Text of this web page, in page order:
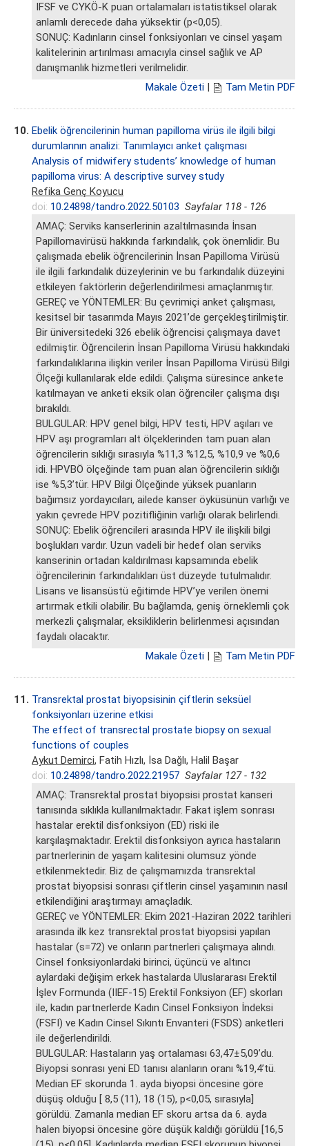
IFSF ve CYKÖ-K puan ortalamaları istatistiksel olarak
anlamlı derecede daha yüksektir (p<0,05).
SONUÇ: Kadınların cinsel fonksiyonları ve cinsel yaşam
kalitelerinin artırılması amacıyla cinsel sağlık ve AP
danışmanlık hizmetleri verilmelidir.
Makale Özeti | Tam Metin PDF
10. Ebelik öğrencilerinin human papilloma virüs ile ilgili bilgi
durumlarının analizi: Tanımlayıcı anket çalışması
Analysis of midwifery students’ knowledge of human
papilloma virus: A descriptive survey study
Refika Genç Koyucu
doi: 10.24898/tandro.2022.50103 Sayfalar 118 - 126
AMAÇ: Serviks kanserlerinin azaltılmasında İnsan
Papillomavirüsü hakkında farkındalık, çok önemlidir. Bu
çalışmada ebelik öğrencilerinin İnsan Papilloma Virüsü
ile ilgili farkındalık düzeylerinin ve bu farkındalık düzeyini
etkileyen faktörlerin değerlendirilmesi amaçlanmıştır.
GEREÇ ve YÖNTEMLER: Bu çevrimiçi anket çalışması,
kesitsel bir tasarımda Mayıs 2021’de gerçekleştirilmiştir.
Bir üniversitedeki 326 ebelik öğrencisi çalışmaya davet
edilmiştir. Öğrencilerin İnsan Papilloma Virüsü hakkındaki
farkındalıklarına ilişkin veriler İnsan Papilloma Virüsü Bilgi
Ölçeği kullanılarak elde edildi. Çalışma süresince ankete
katılmayan ve anketi eksik olan öğrenciler çalışma dışı
bırakıldı.
BULGULAR: HPV genel bilgi, HPV testi, HPV aşıları ve
HPV aşı programları alt ölçeklerinden tam puan alan
öğrencilerin sıklığı sırasıyla %11,3 %12,5, %10,9 ve %0,6
idi. HPVBÖ ölçeğinde tam puan alan öğrencilerin sıklığı
ise %5,3’tür. HPV Bilgi Ölçeğinde yüksek puanların
bağımsız yordayıcıları, ailede kanser öyküsünün varlığı ve
yakın çevrede HPV pozitifliğinin varlığı olarak belirlendi.
SONUÇ: Ebelik öğrencileri arasında HPV ile ilişkili bilgi
boşlukları vardır. Uzun vadeli bir hedef olan serviks
kanserinin ortadan kaldırılması kapsamında ebelik
öğrencilerinin farkındalıkları üst düzeyde tutulmalıdır.
Lisans ve lisansüstü eğitimde HPV’ye verilen önemi
artırmak etkili olabilir. Bu bağlamda, geniş örneklemli çok
merkezli çalışmalar, eksikliklerin belirlenmesi açısından
faydalı olacaktır.
Makale Özeti | Tam Metin PDF
11. Transrektal prostat biyopsisinin çiftlerin seksüel
fonksiyonları üzerine etkisi
The effect of transrectal prostate biopsy on sexual
functions of couples
Aykut Demirci, Fatih Hızlı, İsa Dağlı, Halil Başar
doi: 10.24898/tandro.2022.21957 Sayfalar 127 - 132
AMAÇ: Transrektal prostat biyopsisi prostat kanseri
tanısında sıklıkla kullanılmaktadır. Fakat işlem sonrası
hastalar erektil disfonksiyon (ED) riski ile
karşılaşmaktadır. Erektil disfonksiyon ayrıca hastaların
partnerlerinin de yaşam kalitesini olumsuz yönde
etkilenmektedir. Biz de çalışmamızda transrektal
prostat biyopsisi sonrası çiftlerin cinsel yaşamının nasıl
etkilendiğini araştırmayı amaçladık.
GEREÇ ve YÖNTEMLER: Ekim 2021-Haziran 2022 tarihleri
arasında ilk kez transrektal prostat biyopsisi yapılan
hastalar (s=72) ve onların partnerleri çalışmaya alındı.
Cinsel fonksiyonlardaki birinci, üçüncü ve altıncı
aylardaki değişim erkek hastalarda Uluslararası Erektil
İşlev Formunda (IIEF-15) Erektil Fonksiyon (EF) skorları
ile, kadın partnerlerde Kadın Cinsel Fonksiyon İndeksi
(FSFI) ve Kadın Cinsel Sıkıntı Envanteri (FSDS) anketleri
ile değerlendirildi.
BULGULAR: Hastaların yaş ortalaması 63,47±5,09’du.
Biyopsi sonrası yeni ED tanısı alanların oranı %19,4’tü.
Median EF skorunda 1. ayda biyopsi öncesine göre
düşüş olduğu [ 8,5 (11), 18 (15), p<0,05, sırasıyla]
görüldü. Zamanla median EF skoru artsa da 6. ayda
halen biyopsi öncesine göre düşük kaldığı görüldü [16,5